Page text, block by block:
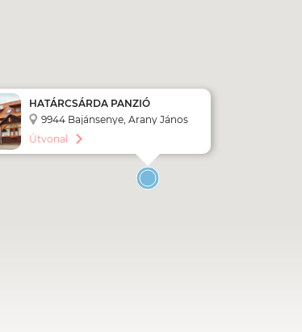
HATÁRCSÁRDA PANZIÓ
9944 Bajánsenye, Arany János
Útvonal